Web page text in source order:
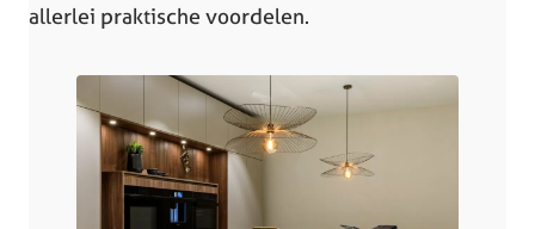
allerlei praktische voordelen.